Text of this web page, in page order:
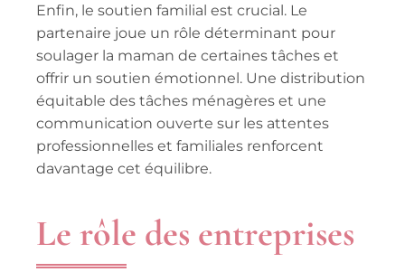
Enfin, le soutien familial est crucial. Le
partenaire joue un rôle déterminant pour
soulager la maman de certaines tâches et
offrir un soutien émotionnel. Une distribution
équitable des tâches ménagères et une
communication ouverte sur les attentes
professionnelles et familiales renforcent
davantage cet équilibre.
Le rôle des entreprises